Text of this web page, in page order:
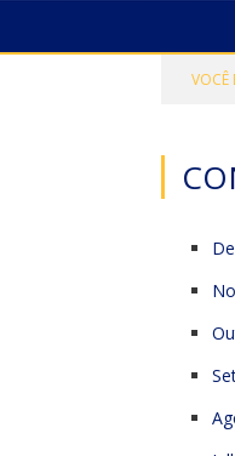
VOCÊ